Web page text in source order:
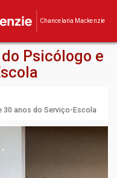
Chancelaria Mackenzie
Psicólogo e
30 anos do Serviço-Escola